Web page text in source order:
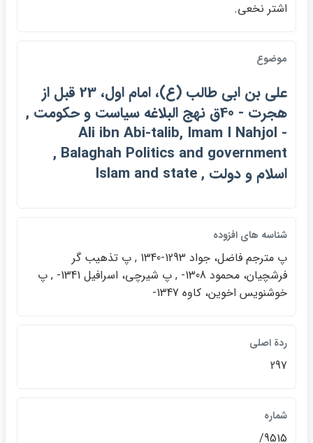
اشتر نخعي.
موضوع
علي بن ابي طالب (ع)، امام اول، 23 قبل از
هجرت - 40ق نهج البلاغه سياست و حكومت ,
Ali ibn Abi-talib, Imam I Nahjol -
Balaghah Politics and government ,
اسلام و دولت , Islam and state
شناسه هاي افزوده
پ مترجم فاضل، جواد 1293-1340 , پ تذهيب گر
فرشچيان، محمود 1308- , پ شيرچي، اسرافيل 1341- , پ
خوشنويس اخوين، كاوه 1347-
ردة اصلي
297
شماره
9515/